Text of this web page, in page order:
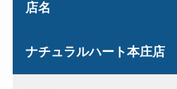
店名
ナチュラルハート本庄店